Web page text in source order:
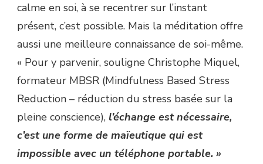
calme en soi, à se recentrer sur l’instant
présent, c’est possible. Mais la méditation offre
aussi une meilleure connaissance de soi-même.
« Pour y parvenir, souligne Christophe Miquel,
formateur MBSR (Mindfulness Based Stress
Reduction – réduction du stress basée sur la
pleine conscience), l’échange est nécessaire,
c’est une forme de maïeutique qui est
impossible avec un téléphone portable. »